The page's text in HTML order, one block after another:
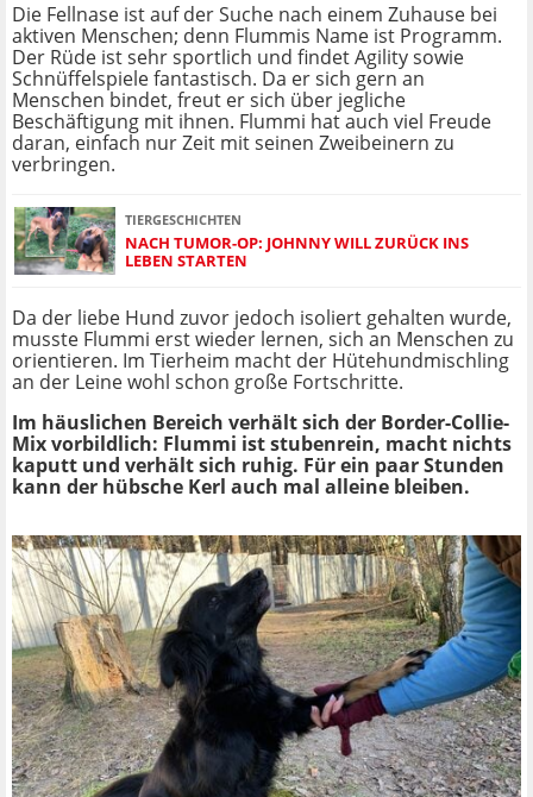
Die Fellnase ist auf der Suche nach einem Zuhause bei
aktiven Menschen; denn Flummis Name ist Programm.
Der Rüde ist sehr sportlich und findet Agility sowie
Schnüffelspiele fantastisch. Da er sich gern an
Menschen bindet, freut er sich über jegliche
Beschäftigung mit ihnen. Flummi hat auch viel Freude
daran, einfach nur Zeit mit seinen Zweibeinern zu
verbringen.
TIERGESCHICHTEN
NACH TUMOR-OP: JOHNNY WILL ZURÜCK INS
LEBEN STARTEN
Da der liebe Hund zuvor jedoch isoliert gehalten wurde,
musste Flummi erst wieder lernen, sich an Menschen zu
orientieren. Im Tierheim macht der Hütehundmischling
an der Leine wohl schon große Fortschritte.
Im häuslichen Bereich verhält sich der Border-Collie-
Mix vorbildlich: Flummi ist stubenrein, macht nichts
kaputt und verhält sich ruhig. Für ein paar Stunden
kann der hübsche Kerl auch mal alleine bleiben.